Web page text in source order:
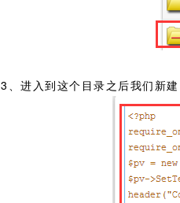
3、进入到这个目录之后我们新